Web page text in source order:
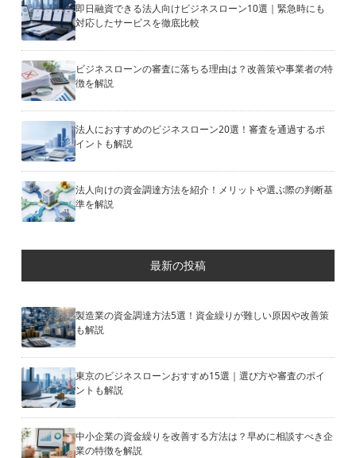
即日融資できる法人向けビジネスローン10選｜緊急時にも
対応したサービスを徹底比較
ビジネスローンの審査に落ちる理由は？改善策や事業者の特
徴を解説
法人におすすめのビジネスローン20選！審査を通過するポ
イントも解説
法人向けの資金調達方法を紹介！メリットや選ぶ際の判断基
準を解説
最新の投稿
製造業の資金調達方法5選！資金繰りが難しい原因や改善策
も解説
東京のビジネスローンおすすめ15選｜選び方や審査のポイ
ントも解説
中小企業の資金繰りを改善する方法は？早めに相談すべき企
業の特徴を解説